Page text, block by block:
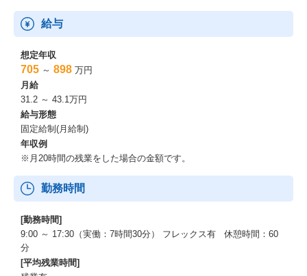
給与
想定年収
705 ～ 898 万円
月給
31.2 ～ 43.1万円
給与形態
固定給制(月給制)
年収例
※月20時間の残業をした場合の金額です。
勤務時間
[勤務時間]
9:00 ～ 17:30（実働：7時間30分） フレックス有 休憩時間：60
分
[平均残業時間]